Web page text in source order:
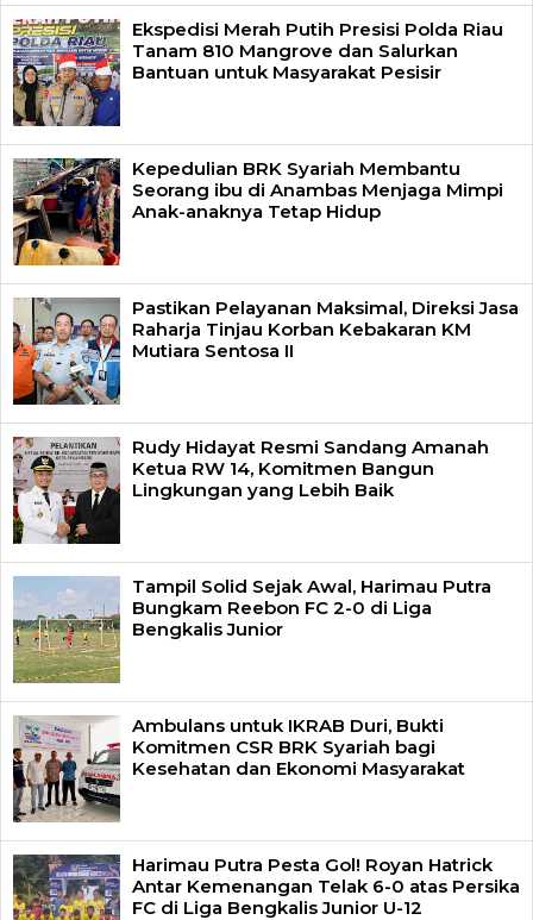
Ekspedisi Merah Putih Presisi Polda Riau
Tanam 810 Mangrove dan Salurkan
Bantuan untuk Masyarakat Pesisir
Kepedulian BRK Syariah Membantu
Seorang ibu di Anambas Menjaga Mimpi
Anak-anaknya Tetap Hidup
Pastikan Pelayanan Maksimal, Direksi Jasa
Raharja Tinjau Korban Kebakaran KM
Mutiara Sentosa II
Rudy Hidayat Resmi Sandang Amanah
Ketua RW 14, Komitmen Bangun
Lingkungan yang Lebih Baik
Tampil Solid Sejak Awal, Harimau Putra
Bungkam Reebon FC 2-0 di Liga
Bengkalis Junior
Ambulans untuk IKRAB Duri, Bukti
Komitmen CSR BRK Syariah bagi
Kesehatan dan Ekonomi Masyarakat
Harimau Putra Pesta Gol! Royan Hatrick
Antar Kemenangan Telak 6-0 atas Persika
FC di Liga Bengkalis Junior U-12